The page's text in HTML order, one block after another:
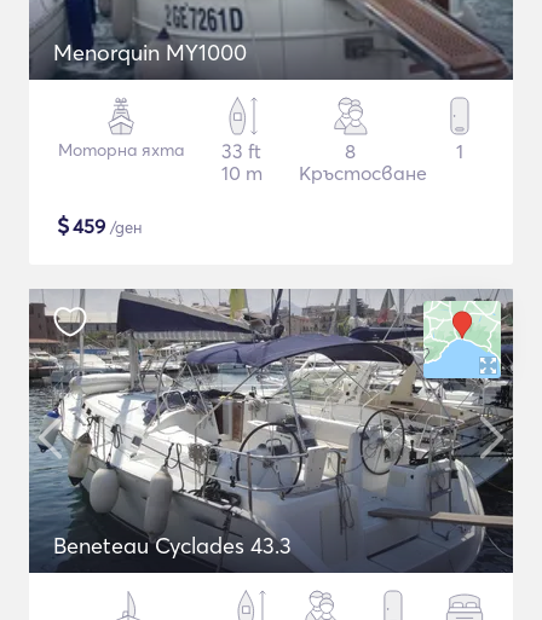
Menorquin MY1000
Моторна яхта
33 ft
10 m
8
Кръстосване
1
$459 /ден
Beneteau Cyclades 43.3